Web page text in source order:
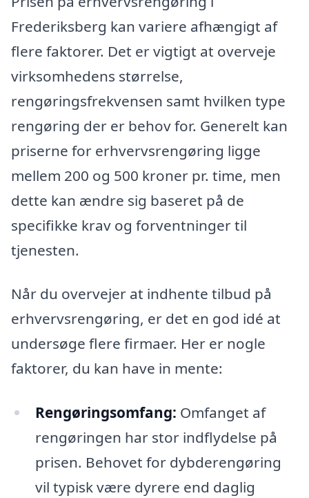
Frederiksberg kan variere afhængigt af
flere faktorer. Det er vigtigt at overveje
virksomhedens størrelse,
rengøringsfrekvensen samt hvilken type
rengøring der er behov for. Generelt kan
priserne for erhvervsrengøring ligge
mellem 200 og 500 kroner pr. time, men
dette kan ændre sig baseret på de
specifikke krav og forventninger til
tjenesten.
Når du overvejer at indhente tilbud på
erhvervsrengøring, er det en god idé at
undersøge flere firmaer. Her er nogle
faktorer, du kan have in mente:
Rengøringsomfang: Omfanget af
rengøringen har stor indflydelse på
prisen. Behovet for dybderengøring
vil typisk være dyrere end daglig